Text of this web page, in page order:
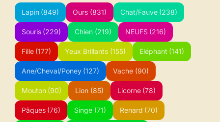
Lapin (849) Ours (831) Chat/Fauve (238)
Souris (229) Chien (219) NEUFS (216)
Fille (177) Yeux Brillants (155) Eléphant (141)
Ane/Cheval/Poney (127) Vache (90)
Mouton (90) Lion (85) Licorne (78)
Pâques (76) Singe (71) Renard (70)